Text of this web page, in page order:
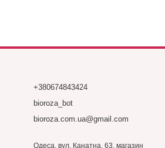
+380674843424
bioroza_bot
bioroza.com.ua@gmail.com
Одеса, вул. Канатна, 63, магазин